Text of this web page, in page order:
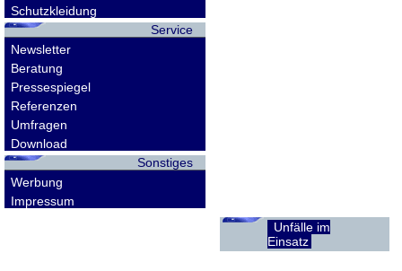
Schutzkleidung
Service
Newsletter
Beratung
Pressespiegel
Referenzen
Umfragen
Download
Sonstiges
Werbung
Impressum
Unfälle im
Einsatz